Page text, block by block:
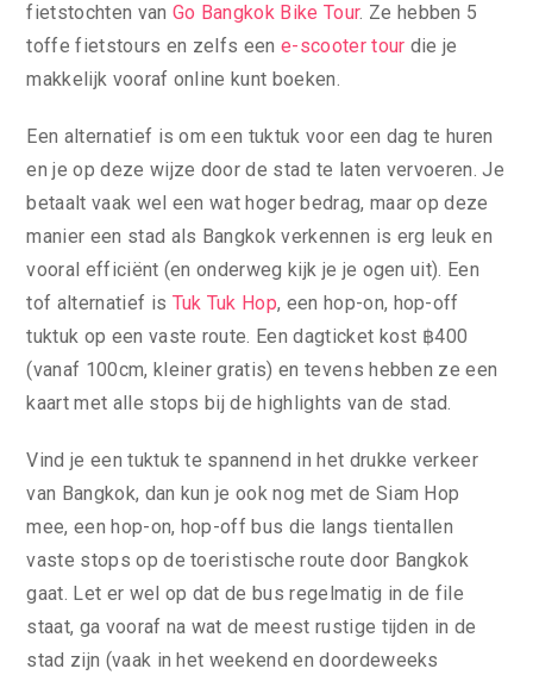
fietstochten van Go Bangkok Bike Tour. Ze hebben 5
toffe fietstours en zelfs eene-scooter tour die je
makkelijk vooraf online kunt boeken.
Een alternatief is om een tuktuk voor een dag te huren
en je op deze wijze door de stad te laten vervoeren. Je
betaalt vaak wel een wat hoger bedrag, maar op deze
manier een stad als Bangkok verkennen is erg leuk en
vooral efficiënt (en onderweg kijk je je ogen uit). Een
tof alternatief is Tuk Tuk Hop, een hop-on, hop-off
tuktuk op een vaste route. Een dagticket kost ฿400
(vanaf 100cm, kleiner gratis) en tevens hebben ze een
kaart met alle stops bij de highlights van de stad.
Vind je een tuktuk te spannend in het drukke verkeer
van Bangkok, dan kun je ook nog met de Siam Hop
mee, een hop-on, hop-off bus die langs tientallen
vaste stops op de toeristische route door Bangkok
gaat. Let er wel op dat de bus regelmatig in de file
staat, ga vooraf na wat de meest rustige tijden in de
stad zijn (vaak in het weekend en doordeweeks